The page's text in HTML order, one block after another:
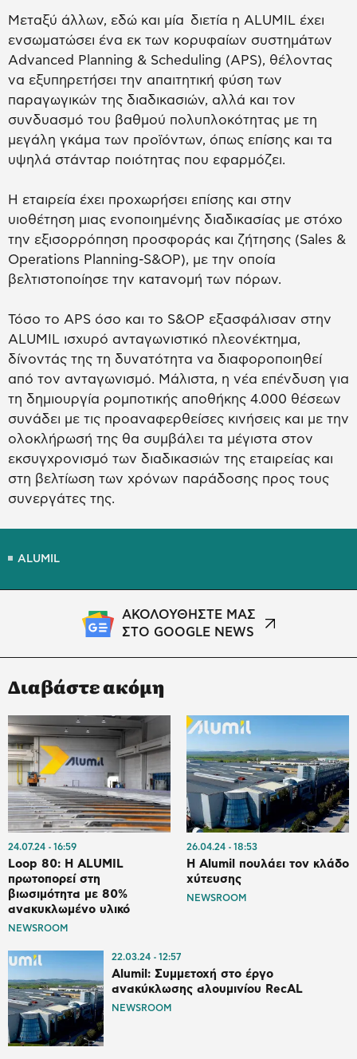
Μεταξύ άλλων, εδώ και μία διετία η ALUMIL έχει
ενσωματώσει ένα εκ των κορυφαίων συστημάτων
Advanced Planning & Scheduling (APS), θέλοντας
να εξυπηρετήσει την απαιτητική φύση των
παραγωγικών της διαδικασιών, αλλά και τον
συνδυασμό του βαθμού πολυπλοκότητας με τη
μεγάλη γκάμα των προϊόντων, όπως επίσης και τα
υψηλά στάνταρ ποιότητας που εφαρμόζει.
Η εταιρεία έχει προχωρήσει επίσης και στην
υιοθέτηση μιας ενοποιημένης διαδικασίας με στόχο
την εξισορρόπηση προσφοράς και ζήτησης (Sales &
Operations Planning-S&OP), με την οποία
βελτιστοποίησε την κατανομή των πόρων.
Τόσο το APS όσο και το S&OP εξασφάλισαν στην
ALUMIL ισχυρό ανταγωνιστικό πλεονέκτημα,
δίνοντάς της τη δυνατότητα να διαφοροποιηθεί
από τον ανταγωνισμό. Μάλιστα, η νέα επένδυση για
τη δημιουργία ρομποτικής αποθήκης 4.000 θέσεων
συνάδει με τις προαναφερθείσες κινήσεις και με την
ολοκλήρωσή της θα συμβάλει τα μέγιστα στον
εκσυγχρονισμό των διαδικασιών της εταιρείας και
στη βελτίωση των χρόνων παράδοσης προς τους
συνεργάτες της.
ALUMIL
ΑΚΟΛΟΥΘΗΣΤΕ ΜΑΣ
ΣΤΟ GOOGLE NEWS
Διαβάστε ακόμη
24.07.24 16:59
Loop 80: Η ALUMIL
πρωτοπορεί στη
βιωσιμότητα με 80%
ανακυκλωμένο υλικό
NEWSROOM
26.04.24 18:53
Η Alumil πουλάει τον κλάδο
χύτευσης
NEWSROOM
22.03.24 12:57
Alumil: Συμμετοχή στο έργο
ανακύκλωσης αλουμινίου RecAL
NEWSROOM